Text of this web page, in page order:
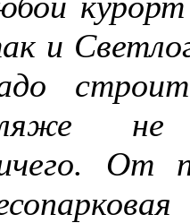
и
не
От